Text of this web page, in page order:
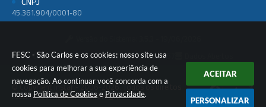
FESC - São Carlos e os cookies: nosso site usa
cookies para melhorar a sua experiência de
navegação. Ao continuar você concorda com a
nossa Política de Cookies e Privacidade.
ACEITAR
PERSONALIZAR
45.361.904/0001-80
Portal atualizado em:05/08/2026 16:57
© Copyright Instar - 2006-2026. Todos os direitos
reservados -Instar Tecnologia